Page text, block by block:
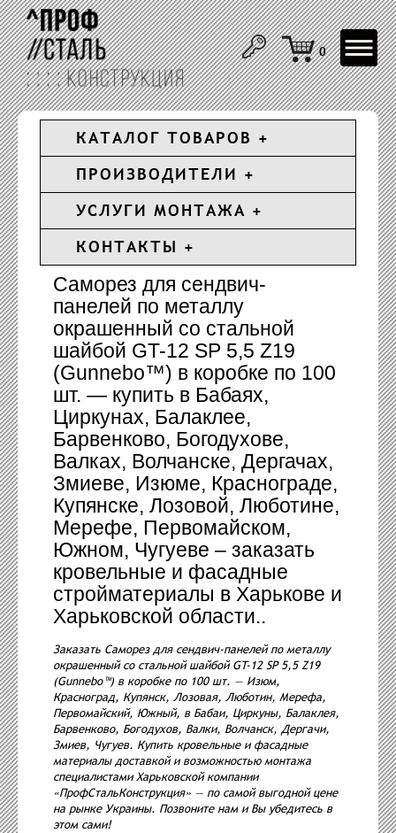
Toggle
0
КАТАЛОГ ТОВАРОВ
ПРОИЗВОДИТЕЛИ
УСЛУГИ МОНТАЖА
КОНТАКТЫ
Саморез для сендвич-
панелей по металлу
окрашенный со стальной
шайбой GT-12 SP 5,5 Z19
(Gunnebo™) в коробке по 100
шт. — купить в Бабаях,
Циркунах, Балаклее,
Барвенково, Богодухове,
Валках, Волчанске, Дергачах,
Змиеве, Изюме, Краснограде,
Купянске, Лозовой, Люботине,
Мерефе, Первомайском,
Южном, Чугуеве – заказать
кровельные и фасадные
стройматериалы в Харькове и
Харьковской области..
Заказать Саморез для сендвич-панелей по металлу
окрашенный со стальной шайбой GT-12 SP 5,5 Z19
(Gunnebo™) в коробке по 100 шт. — Изюм,
Красноград, Купянск, Лозовая, Люботин, Мерефа,
Первомайский, Южный, в Бабаи, Циркуны, Балаклея,
Барвенково, Богодухов, Валки, Волчанск, Дергачи,
Змиев, Чугуев. Купить кровельные и фасадные
материалы доставкой и возможностью монтажа
специалистами Харьковской компании
«ПрофСтальКонструкция» — по самой выгодной цене
на рынке Украины. Позвоните нам и Вы убедитесь в
этом сами!